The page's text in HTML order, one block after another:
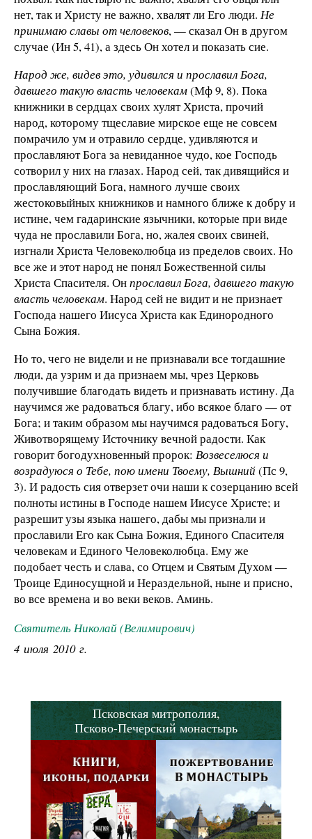
нет, так и Христу не важно, хвалят ли Его люди. Не
принимаю славы от человеков, — сказал Он в другом
случае (Ин 5, 41), а здесь Он хотел и показать сие.
Народ же, видев это, удивился и прославил Бога,
давшего такую власть человекам(Мф 9, 8). Пока
книжники в сердцах своих хулят Христа, прочий
народ, которому тще­славие мирское еще не совсем
помрачило ум и отравило сердце, удивляются и
прославляют Бога за невиданное чудо, кое Господь
сотворил у них на глазах. Народ сей, так дивящийся и
прославляющий Бога, намного лучше своих
жестоковыйных книжников и намного ближе к добру и
истине, чем гадаринские язычники, которые при виде
чуда не прославили Бога, но, жалея своих свиней,
изгнали Христа Человеколюбца из пределов своих. Но
все же и этот народ не понял Божественной силы
Христа Спасителя. Онпрославил Бога, давшего такую
власть человекам. Народ сей не видит и не признает
Господа нашего Иисуса Христа как Единородного
Сына Божия.
Но то, чего не видели и не признавали все тогдашние
люди, да узрим и да признаем мы, чрез Церковь
получившие благодать видеть и признавать истину. Да
научимся же радоваться благу, ибо всякое благо — от
Бога; и таким образом мы научимся радоваться Богу,
Живо­творящему Источнику вечной радости. Как
говорит богодухновенный пророк: Возвеселюся и
возрадуюся о Тебе, пою имени Твоему, Вышний(Пс 9,
3). И радость сия отверзет очи наши к созерцанию всей
полноты истины в Господе нашем Иисусе Христе; и
разрешит узы языка нашего, дабы мы признали и
прославили Его как Сына Божия, Единого Спасителя
человекам и Единого Человеколюбца. Ему же
подобает честь и слава, со Отцем и Святым Духом —
Троице Единосущной и Нераздельной, ныне и присно,
во все времена и во веки веков. Аминь.
Святитель Николай (Велимирович)
4 июля 2010 г.
Псковская митрополия,
Псково-Печерский монастырь